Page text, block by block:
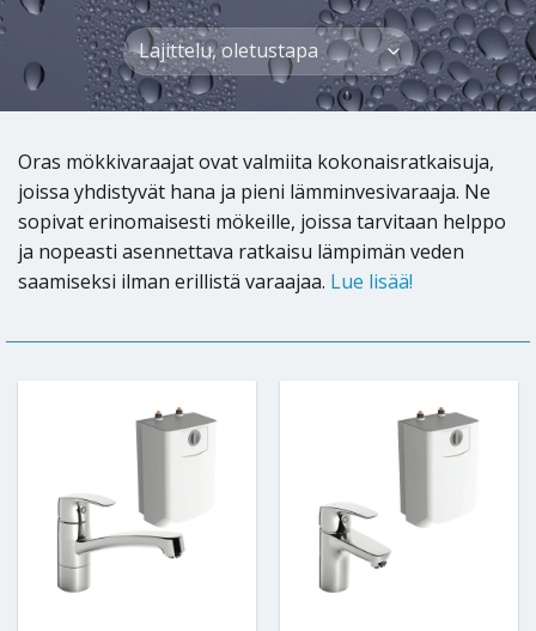
Oras mökkivaraajat ovat valmiita kokonaisratkaisuja,
joissa yhdistyvät hana ja pieni lämminvesivaraaja. Ne
sopivat erinomaisesti mökeille, joissa tarvitaan helppo
ja nopeasti asennettava ratkaisu lämpimän veden
saamiseksi ilman erillistä varaajaa. Lue lisää!